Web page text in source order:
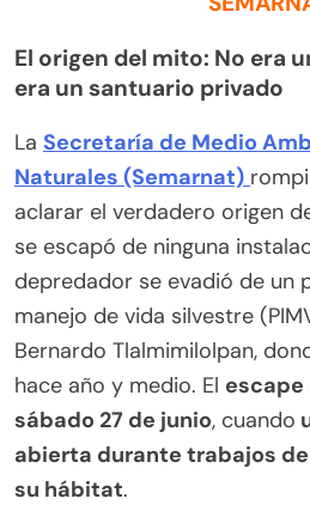
El origen del mito: No era
era un santuario privado
La Secretaría de Medio
Naturales (Semarnat)
aclarar el verdadero origen
se escapó de ninguna
depredador se evadió de un
manejo de vida silvestre
Bernardo Tlalmimilolpan,
hace año y medio. El escape
sábado 27 de junio, cuando
abierta durante trabajos
su hábitat.